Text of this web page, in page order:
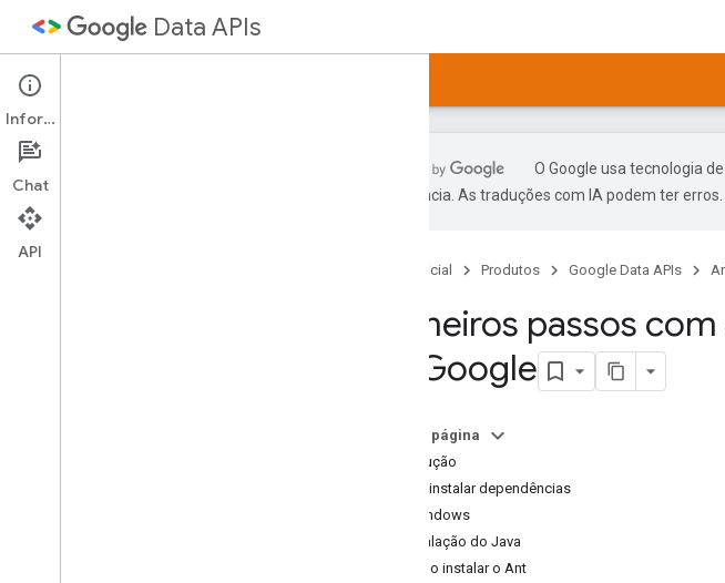
Data APIs
Visão geral dos artigos
Primeiros passos
O Google usa tecnologia
preferência. As traduções com IA podem ter erros.
Página inicial Produtos Google Data APIs
Primeiros passos
do Google
Nesta página
Introdução
Como instalar dependências
No Windows
Instalação do Java
Como instalar o Ant
Informações
Chat
API